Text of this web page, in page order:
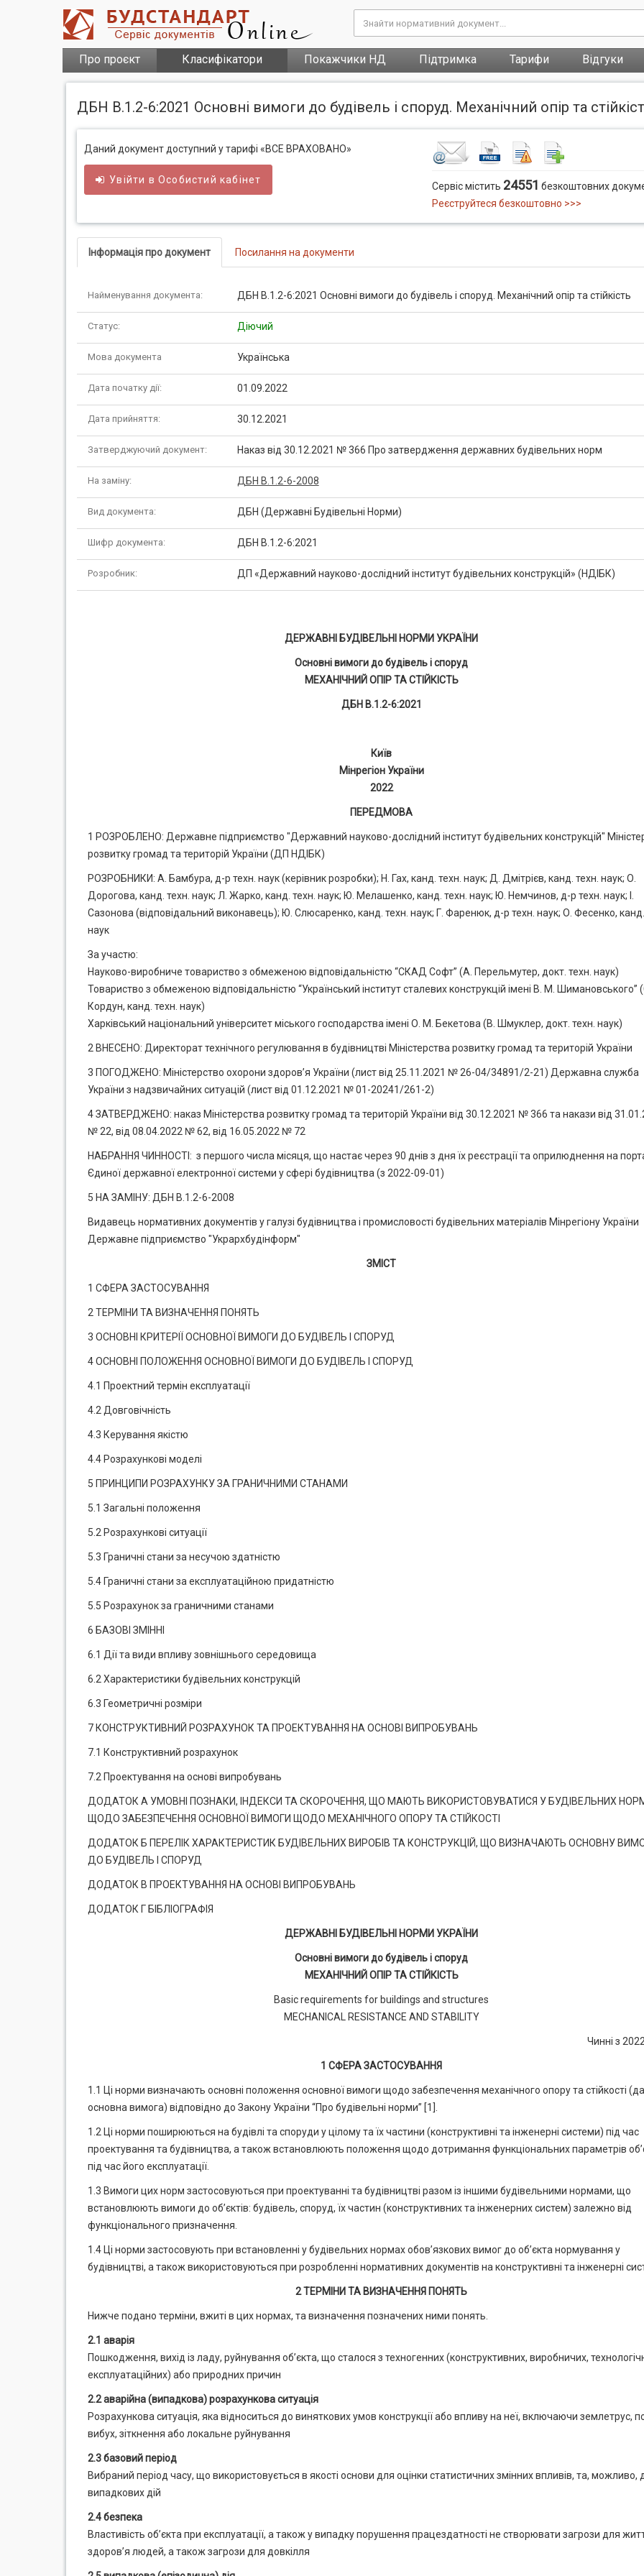
Про проєкт Класифікатори Покажчики НД Підтримка Тарифи Відгуки
ДБН В.1.2-6:2021 Основні вимоги до будівель і споруд. Механічний опір та
Даний документ доступний у тарифі «ВСЕ ВРАХОВАНО»
Увійти вОсобистий кабінет
Сервіс містить 24551 безкоштовних
Реєструйтеся безкоштовно >>>
Інформація про документ Посилання на документи
Найменування документа: ДБН В.1.2-6:2021 Основні вимоги до будівель і споруд. Механічний опір та стійкість
Статус: Діючий
Мова документа Українська
Дата початку дії: 01.09.2022
Дата прийняття: 30.12.2021
Затверджуючий документ: Наказ від 30.12.2021 № 366 Про затвердження державних будівельних норм
На заміну: ДБН В.1.2-6-2008
Вид документа: ДБН (Державні Будівельні Норми)
Шифр документа: ДБН В.1.2-6:2021
Розробник: ДП «Державний науково-дослідний інститут будівельних конструкцій» (НДІБК)
ДЕРЖАВНІ БУДІВЕЛЬНІ НОРМИ УКРАЇНИ
Основні вимоги до будівель і споруд
МЕХАНІЧНИЙ ОПІР ТА СТІЙКІСТЬ
ДБН В.1.2-6:2021
Київ
Мінрегіон України
2022
ПЕРЕДМОВА
1 РОЗРОБЛЕНО: Державне підприємство "Державний науково-дослідний інститут будівельних конструкцій"
розвитку громад та територій України (ДП НДІБК)
РОЗРОБНИКИ: А. Бамбура, д-р техн. наук (керівник розробки); Н. Гах, канд. техн. наук; Д. Дмітрієв, канд. техн. наук; О.
Дорогова, канд. техн. наук; Л. Жарко, канд. техн. наук; Ю. Мелашенко, канд. техн. наук; Ю. Немчинов, д-р техн. наук; І.
Сазонова (відповідальний виконавець); Ю. Слюсаренко, канд. техн. наук; Г. Фаренюк, д-р техн. наук; О. Фесенко, канд.
наук
За участю:
Науково-виробниче товариство з обмеженою відповідальністю “СКАД Софт” (А. Перельмутер, докт. техн. наук)
Товариство з обмеженою відповідальністю “Український інститут сталевих конструкцій імені В. М. Шимановського”
Кордун, канд. техн. наук)
Харківський національний університет міського господарства імені О. М. Бекетова (В. Шмуклер, докт. техн. наук)
2 ВНЕСЕНО: Директорат технічного регулювання в будівництві Міністерства розвитку громад та територій України
3 ПОГОДЖЕНО: Міністерство охорони здоров’я України (лист від 25.11.2021 № 26-04/34891/2-21) Державна служба
України з надзвичайних ситуацій (лист від 01.12.2021 № 01-20241/261-2)
4 ЗАТВЕРДЖЕНО: наказ Міністерства розвитку громад та територій України від 30.12.2021 № 366 та накази від
№ 22, від 08.04.2022 № 62, від 16.05.2022 № 72
НАБРАННЯ ЧИННОСТІ: з першого числа місяця, що настає через 90 днів з дня їх реєстрації та оприлюднення на
Єдиної державної електронної системи у сфері будівництва (з 2022-09-01)
5 НА ЗАМІНУ: ДБН В.1.2-6-2008
Видавець нормативних документів у галузі будівництва і промисловості будівельних матеріалів Мінрегіону України
Державне підприємство "Укрархбудінформ"
ЗМІСТ
1 СФЕРА ЗАСТОСУВАННЯ
2 ТЕРМІНИ ТА ВИЗНАЧЕННЯ ПОНЯТЬ
3 ОСНОВНІ КРИТЕРІЇ ОСНОВНОЇ ВИМОГИ ДО БУДІВЕЛЬ І СПОРУД
4 ОСНОВНІ ПОЛОЖЕННЯ ОСНОВНОЇ ВИМОГИ ДО БУДІВЕЛЬ І СПОРУД
4.1 Проектний термін експлуатації
4.2 Довговічність
4.3 Керування якістю
4.4 Розрахункові моделі
5 ПРИНЦИПИ РОЗРАХУНКУ ЗА ГРАНИЧНИМИ СТАНАМИ
5.1 Загальні положення
5.2 Розрахункові ситуації
5.3 Граничні стани за несучою здатністю
5.4 Граничні стани за експлуатаційною придатністю
5.5 Розрахунок за граничними станами
6 БАЗОВІ ЗМІННІ
6.1 Дії та види впливу зовнішнього середовища
6.2 Характеристики будівельних конструкцій
6.3 Геометричні розміри
7 КОНСТРУКТИВНИЙ РОЗРАХУНОК ТА ПРОЕКТУВАННЯ НА ОСНОВІ ВИПРОБУВАНЬ
7.1 Конструктивний розрахунок
7.2 Проектування на основі випробувань
ДОДАТОК А УМОВНІ ПОЗНАКИ, ІНДЕКСИ ТА СКОРОЧЕННЯ, ЩО МАЮТЬ ВИКОРИСТОВУВАТИСЯ У БУДІВЕЛЬНИХ
ЩОДО ЗАБЕЗПЕЧЕННЯ ОСНОВНОЇ ВИМОГИ ЩОДО МЕХАНІЧНОГО ОПОРУ ТА СТІЙКОСТІ
ДОДАТОК Б ПЕРЕЛІК ХАРАКТЕРИСТИК БУДІВЕЛЬНИХ ВИРОБІВ ТА КОНСТРУКЦІЙ, ЩО ВИЗНАЧАЮТЬ ОСНОВНУ
ДО БУДІВЕЛЬ І СПОРУД
ДОДАТОК В ПРОЕКТУВАННЯ НА ОСНОВІ ВИПРОБУВАНЬ
ДОДАТОК Г БІБЛІОГРАФІЯ
ДЕРЖАВНІ БУДІВЕЛЬНІ НОРМИ УКРАЇНИ
Основні вимоги до будівель і споруд
МЕХАНІЧНИЙ ОПІР ТА СТІЙКІСТЬ
Basic requirements for buildings and structures
MECHANICAL RESISTANCE AND STABILITY
Чинні з
1 СФЕРА ЗАСТОСУВАННЯ
1.1 Ці норми визначають основні положення основної вимоги щодо забезпечення механічного опору та стійкості
основна вимога) відповідно до Закону України “Про будівельні норми” [1].
1.2 Ці норми поширюються на будівлі та споруди у цілому та їх частини (конструктивні та інженерні системи) під час
проектування та будівництва, а також встановлюють положення щодо дотримання функціональних параметрів
під час його експлуатації.
1.3 Вимоги цих норм застосовуються при проектуванні та будівництві разом із іншими будівельними нормами, що
встановлюють вимоги до об’єктів: будівель, споруд, їх частин (конструктивних та інженерних систем) залежно від
функціонального призначення.
1.4 Ці норми застосовують при встановленні у будівельних нормах обов’язкових вимог до об’єкта нормування у
будівництві, а також використовуються при розробленні нормативних документів на конструктивні та інженерні
2 ТЕРМІНИ ТА ВИЗНАЧЕННЯ ПОНЯТЬ
Нижче подано терміни, вжиті в цих нормах, та визначення позначених ними понять.
2.1 аварія
Пошкодження, вихід із ладу, руйнування об’єкта, що сталося з техногенних (конструктивних, виробничих,
експлуатаційних) або природних причин
2.2 аварійна (випадкова) розрахункова ситуація
Розрахункова ситуація, яка відноситься до виняткових умов конструкції або впливу на неї, включаючи землетрус,
вибух, зіткнення або локальне руйнування
2.3 базовий період
Вибраний період часу, що використовується в якості основи для оцінки статистичних змінних впливів, та, можливо,
випадкових дій
2.4 безпека
Властивість об’єкта при експлуатації, а також у випадку порушення працездатності не створювати загрози для
здоров’я людей, а також загрози для довкілля